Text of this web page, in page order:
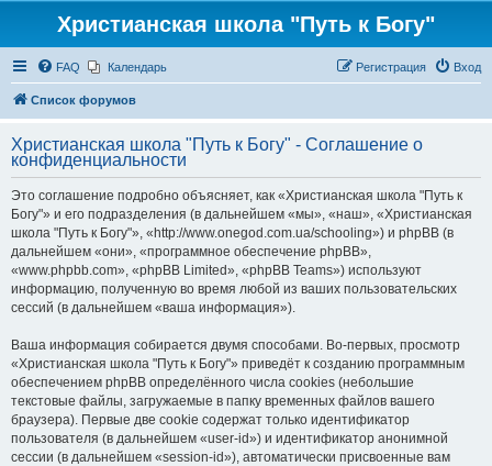
Христианская школа "Путь к Богу"
FAQ Календарь Вход
Регистрация
Список форумов
Христианская школа "Путь к Богу" - Соглашение о
конфиденциальности
Это соглашение подробно объясняет, как «Христианская школа "Путь к
Богу"» и его подразделения (в дальнейшем «мы», «наш», «Христианская
школа "Путь к Богу"», «http://www.onegod.com.ua/schooling») и phpBB (в
дальнейшем «они», «программное обеспечение phpBB»,
«www.phpbb.com», «phpBB Limited», «phpBB Teams») используют
информацию, полученную во время любой из ваших пользовательских
сессий (в дальнейшем «ваша информация»).
Ваша информация собирается двумя способами. Во-первых, просмотр
«Христианская школа "Путь к Богу"» приведёт к созданию программным
обеспечением phpBB определённого числа cookies (небольшие
текстовые файлы, загружаемые в папку временных файлов вашего
браузера). Первые две cookie содержат только идентификатор
пользователя (в дальнейшем «user-id») и идентификатор анонимной
сессии (в дальнейшем «session-id»), автоматически присвоенные вам